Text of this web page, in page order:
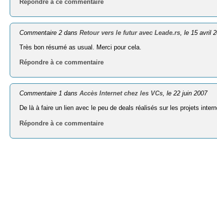
Répondre à ce commentaire
Commentaire 2 dansRetour vers le futur avec Leade.rs , le 15 avril
Très bon résumé as usual. Merci pour cela.
Répondre à ce commentaire
Commentaire 1 dansAccès Internet chez les VCs, le 22 juin 2007
De là à faire un lien avec le peu de deals réalisés sur les projets
Répondre à ce commentaire